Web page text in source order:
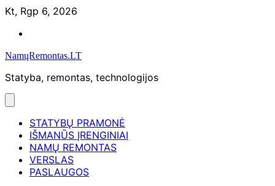
Skip
content
Kt, Rgp 6, 2026
NamųRemontas.LT
Statyba, remontas, technologijos
STATYBŲ PRAMONĖ
IŠMANŪS ĮRENGINIAI
NAMŲ REMONTAS
VERSLAS
PASLAUGOS